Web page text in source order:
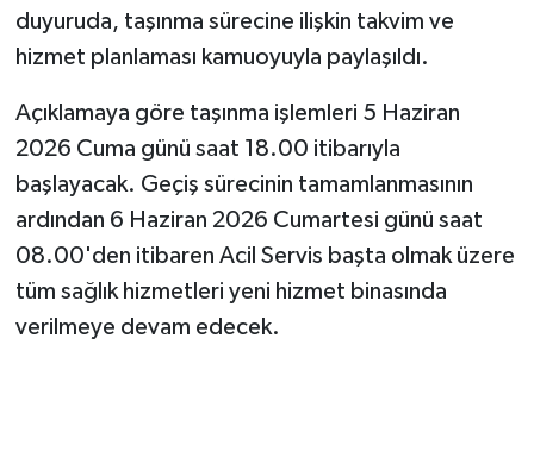
duyuruda, taşınma sürecine ilişkin takvim ve
hizmet planlaması kamuoyuyla paylaşıldı.
Açıklamaya göre taşınma işlemleri 5 Haziran
2026 Cuma günü saat 18.00 itibarıyla
başlayacak. Geçiş sürecinin tamamlanmasının
ardından 6 Haziran 2026 Cumartesi günü saat
08.00'den itibaren Acil Servis başta olmak üzere
tüm sağlık hizmetleri yeni hizmet binasında
verilmeye devam edecek.